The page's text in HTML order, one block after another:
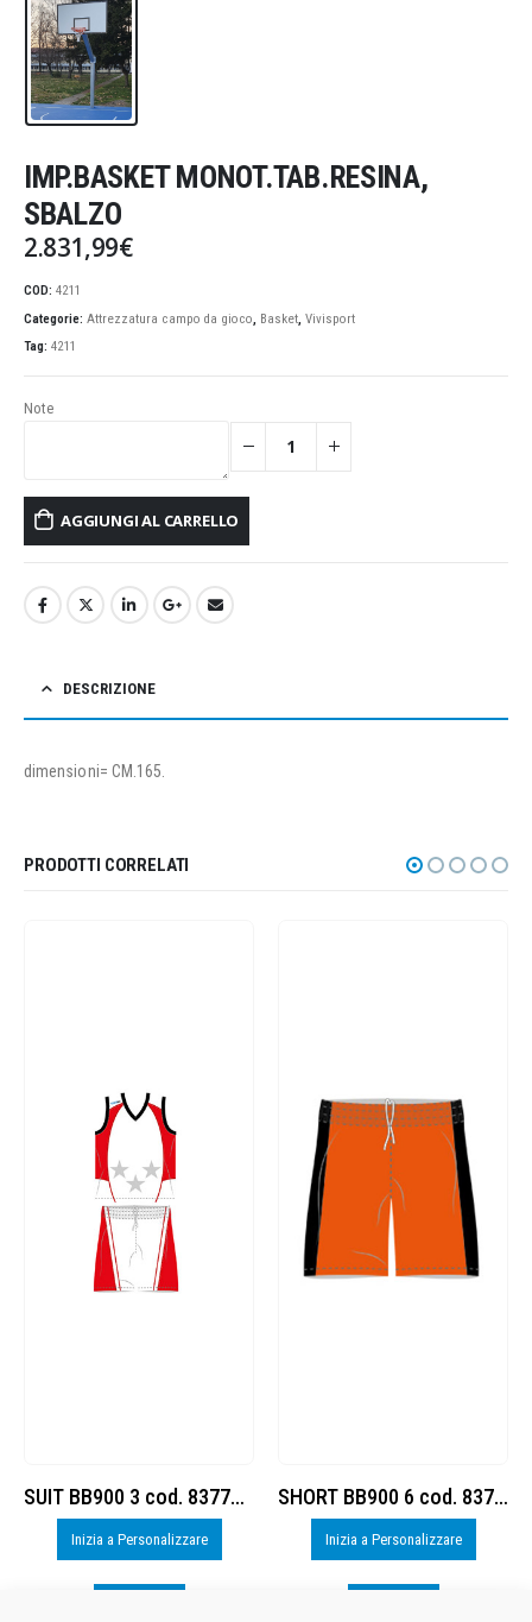
IMP.BASKET MONOT.TAB.RESINA,
SBALZO
2.831,99€
COD: 4211
Categorie: Attrezzatura campo da gioco, Basket, Vivisport
Tag: 4211
Note
AGGIUNGI AL CARRELLO
DESCRIZIONE
dimensioni= CM.165.
PRODOTTI CORRELATI
SUIT BB900 3 cod. 8377760
Inizia a Personalizzare
SHORT BB900 6 cod. 8377753
Inizia a Personalizzare